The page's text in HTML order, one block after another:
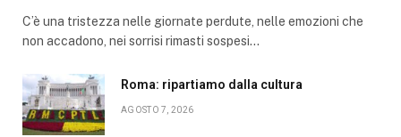
C’è una tristezza nelle giornate perdute, nelle emozioni che
non accadono, nei sorrisi rimasti sospesi…
Roma: ripartiamo dalla cultura
AGOSTO 7, 2026